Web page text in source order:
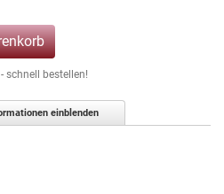
schnell bestellen!
einblenden